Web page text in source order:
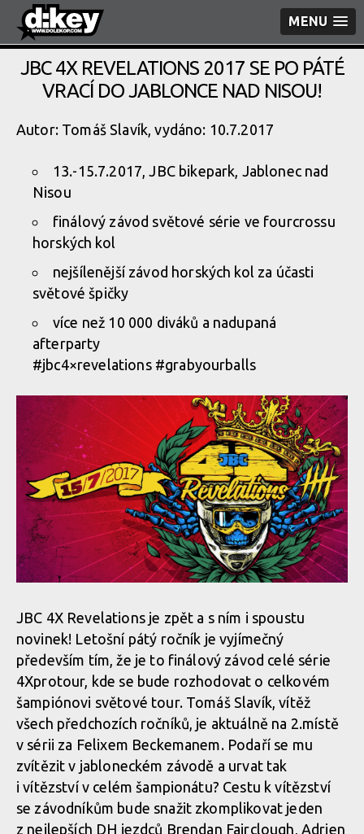
MENU
JBC 4X REVELATIONS 2017 SE PO PÁTÉ
VRACÍ DO JABLONCE NAD NISOU!
Autor: Tomáš Slavík, vydáno: 10.7.2017
13.-15.7.2017, JBC bikepark, Jablonec nad
Nisou
finálový závod světové série ve fourcrossu
horských kol
nejšílenější závod horských kol za účasti
světové špičky
více než 10 000 diváků a nadupaná
afterparty
#jbc4×revelations #grabyourballs
JBC 4X Revelations je zpět a s ním i spoustu
novinek! Letošní pátý ročník je vyjímečný
především tím, že je to finálový závod celé série
4Xprotour, kde se bude rozhodovat o celkovém
šampiónovi světové tour. Tomáš Slavík, vítěž
všech předchozích ročníků, je aktuálně na 2.místě
v sérii za Felixem Beckemanem. Podaří se mu
zvítězit v jabloneckém závodě a urvat tak
i vítězství v celém šampionátu? Cestu k vítězství
se závodníkům bude snažit zkomplikovat jeden
z nejlepších DH jezdců Brendan Fairclough, Adrien